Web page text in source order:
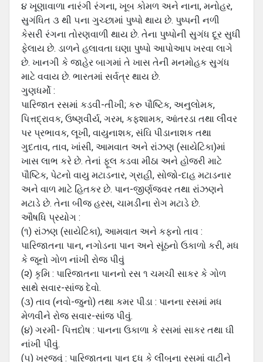
૪ ખૂણાવાળા નારંગી રંગના, ખૂબ કોમળ અને નાના, મનોહર,
સુગંધિત ૩ થી ૫ના ગુચ્છામાં પુષ્‍પો થાય છે. પુષ્‍પની નળી
કેસરી રંગના તોરણવાળી થાય છે. તેના પુષ્‍પોની સુગંધ દૂર સુધી
ફેલાય છે. ડાળને હલાવતા ઘણા પુષ્‍પો આપોઆપ ખરવા લાગે
છે. ખાનગી કે જાહેર બાગમાં તે ખાસ તેની મનમોહક સુગંધ
માટે વવાય છે. ભારતમાં સર્વત્ર થાય છે.
ગુણધર્મો :
પારિજાત રસમાં કડવી-તીખી; કરુ પૌષ્ટિક, અનુલોમક,
પિત્તદ્રાવક, ઉષ્‍ણવીર્ય, ગરમ, કફશામક, આંતરડા તથા લીવર
પર પ્રભાવક, લૂખી, વાયુનાશક, સંઘિ પીડાનાશક તથા
ગુદતાવ, તાવ, ખાંસી, આમવાત અને રાંઝણ (સાયેટિકા)માં
ખાસ લાભ કરે છે. તેનાં ફૂલ કડવા મીઠા અને હોજરી માટે
પૌષ્ટિક, પેટનો વાયુ મટાડનાર, ગ્રાહી, સોજો-દાહ મટાડનાર
અને વાળ માટે હિતકર છે. પાન-જીર્ણજ્વર તથા રાંઝણને
મટાડે છે. તેના બીજ હરસ, ચામડીના રોગ મટાડે છે.
ઔષધિ પ્રયોગ :
(૧) રાંઝણ (સાયેટિકા), આમવાત અને કફનો તાવ :
પારિજાતના પાન, નગોડના પાન અને સૂંઠનો ઉકાળો કરી, મધ
કે જૂનો ગોળ નાંખી રોજ પીવું
(૨) કૃમિ : પારિજાતના પાનનો રસ ૧ ચમચી સાકર કે ગોળ
સાથે સવાર-સાંજ દેવો.
(૩) તાવ (નવો-જુનો) તથા કમર પીડા : પાનના રસમાં મધ
મેળવીને રોજ સવાર-સાંજ પીવું.
(૪) ગરમી- પિત્તદોષ : પાનના ઉકાળા કે રસમાં સાકર તથા ઘી
નાંખી પીવું.
(૫) ખરજવું : પારિજાતના પાન દૂધ કે લીંબુના રસમાં વાટીને